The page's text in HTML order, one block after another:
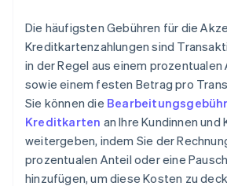
Die häufigsten Gebühren für die
Kreditkartenzahlungen sind
in der Regel aus einem prozentualen
sowie einem festen Betrag pro
Sie können die
Kreditkarten an Ihre Kundinnen und
weitergeben, indem Sie der
prozentualen Anteil oder eine
hinzufügen, um diese Kosten zu